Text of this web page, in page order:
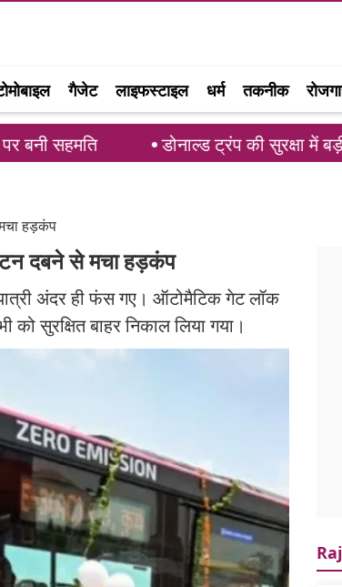
गैजेट लाइफस्टाइल धर्म तकनीक
डोनाल्ड ट्रंप की सुरक्षा में बड़ी चूक:
हड़कंप
दबने से मचा हड़कंप
अंदर ही फंस गए। ऑटोमैटिक गेट लॉक
सुरक्षित बाहर निकाल लिया गया।